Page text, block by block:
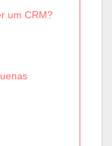
um CRM?